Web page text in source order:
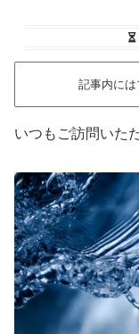
記事内には
いつもご訪問いた